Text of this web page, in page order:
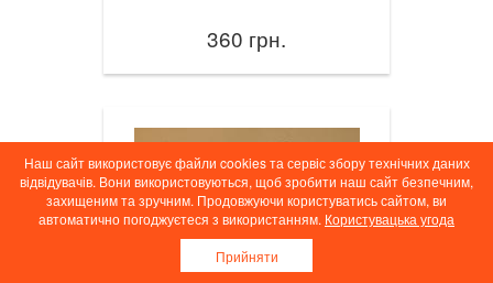
360 грн.
Наш сайт використовує файли cookies та сервіс збору технічних даних
відвідувачів. Вони використовуються, щоб зробити наш сайт безпечним,
захищеним та зручним. Продовжуючи користуватись сайтом, ви
автоматично погоджуєтеся з використанням. Користувацька угода
Прийняти